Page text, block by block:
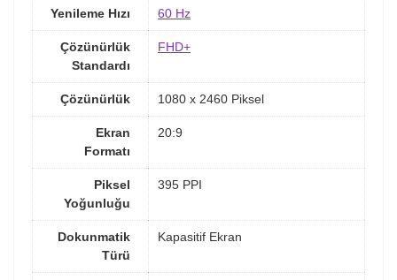
Yenileme Hızı 60 Hz
Çözünürlük
Standardı
FHD+
Çözünürlük 1080 x 2460 Piksel
Ekran
Formatı
20:9
Piksel
Yoğunluğu
395 PPI
Dokunmatik
Türü
Kapasitif Ekran